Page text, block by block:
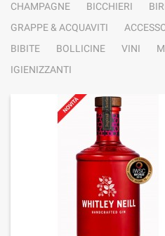
CHAMPAGNE
BICCHIERI
GRAPPE & ACQUAVITI
BIBITE
BOLLICINE VINI
IGIENIZZANTI